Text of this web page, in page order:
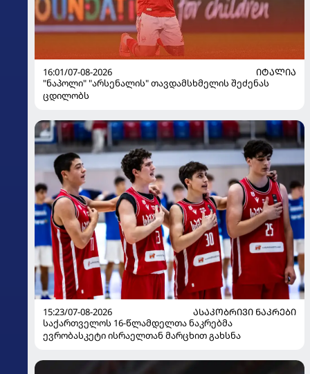
16:01/07-08-2026
ᲘᲢᲐᲚᲘᲐ
"ნაპოლი" "არსენალის" თავდამსხმელის შეძენას
ცდილობს
15:23/07-08-2026
ᲐᲡᲐᲙᲝᲑᲠᲘᲕᲘ ᲜᲐᲙᲠᲔᲑᲘ
საქართველოს 16-წლამდელთა ნაკრებმა
ევრობასკეტი ისრაელთან მარცხით გახსნა